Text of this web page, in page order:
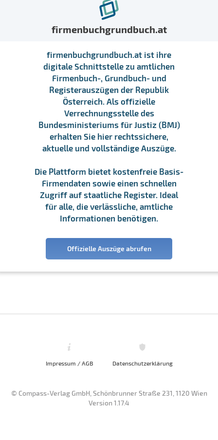
firmenbuchgrundbuch.at
firmenbuchgrundbuch.at ist ihre
digitale Schnittstelle zu amtlichen
Firmenbuch-, Grundbuch- und
Registerauszügen der Republik
Österreich. Als offizielle
Verrechnungsstelle des
Bundesministeriums für Justiz (BMJ)
erhalten Sie hier rechtssichere,
aktuelle und vollständige Auszüge.
Die Plattform bietet kostenfreie Basis-
Firmendaten sowie einen schnellen
Zugriff auf staatliche Register. Ideal
für alle, die verlässliche, amtliche
Informationen benötigen.
Offizielle Auszüge abrufen
Impressum / AGB Datenschutzerklärung
© Compass-Verlag GmbH, Schönbrunner Straße 231, 1120 Wien
Version 1.17.4